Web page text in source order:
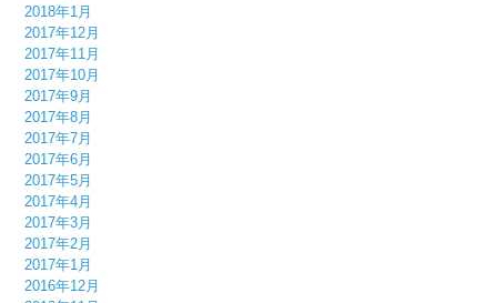
2018年1月
2017年12月
2017年11月
2017年10月
2017年9月
2017年8月
2017年7月
2017年6月
2017年5月
2017年4月
2017年3月
2017年2月
2017年1月
2016年12月